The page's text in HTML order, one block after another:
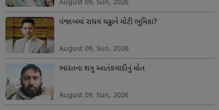
પંજાબમાં રાઘવ ચઢ્ઢાને મોટી ભૂમિકા?
August 09, Sun, 2026
ભારતના શત્રુ આતંકવાદીનું મોત
August 09, Sun, 2026